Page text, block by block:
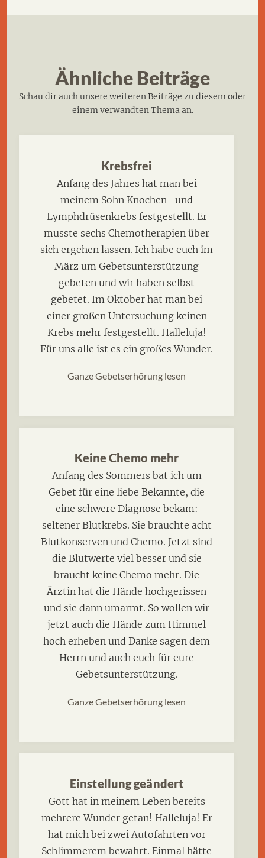
Ähnliche Beiträge
Schau dir auch unsere weiteren Beiträge zu diesem oder
einem verwandten Thema an.
Krebsfrei
Anfang des Jahres hat man bei
meinem Sohn Knochen- und
Lymphdrüsenkrebs festgestellt. Er
musste sechs Chemotherapien über
sich ergehen lassen. Ich habe euch im
März um Gebetsunterstützung
gebeten und wir haben selbst
gebetet. Im Oktober hat man bei
einer großen Untersuchung keinen
Krebs mehr festgestellt. Halleluja!
Für uns alle ist es ein großes Wunder.
Ganze Gebetserhörung lesen
Keine Chemo mehr
Anfang des Sommers bat ich um
Gebet für eine liebe Bekannte, die
eine schwere Diagnose bekam:
seltener Blutkrebs. Sie brauchte acht
Blutkonserven und Chemo. Jetzt sind
die Blutwerte viel besser und sie
braucht keine Chemo mehr. Die
Ärztin hat die Hände hochgerissen
und sie dann umarmt. So wollen wir
jetzt auch die Hände zum Himmel
hoch erheben und Danke sagen dem
Herrn und auch euch für eure
Gebetsunterstützung.
Ganze Gebetserhörung lesen
Einstellung geändert
Gott hat in meinem Leben bereits
mehrere Wunder getan! Halleluja! Er
hat mich bei zwei Autofahrten vor
Schlimmerem bewahrt. Einmal hätte